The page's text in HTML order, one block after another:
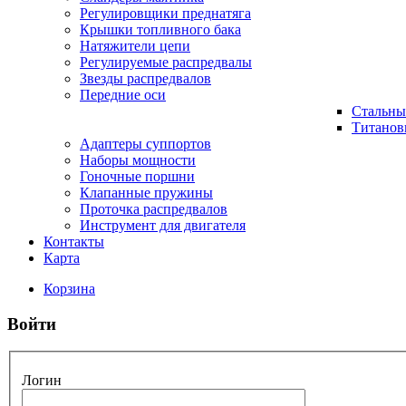
Регулировщики преднатяга
Крышки топливного бака
Натяжители цепи
Регулируемые распредвалы
Звезды распредвалов
Передние оси
Адаптеры суппортов
Наборы мощности
Гоночные поршни
Клапанные пружины
Проточка распредвалов
Инструмент для двигателя
Контакты
Карта
Корзина
Войти
Логин